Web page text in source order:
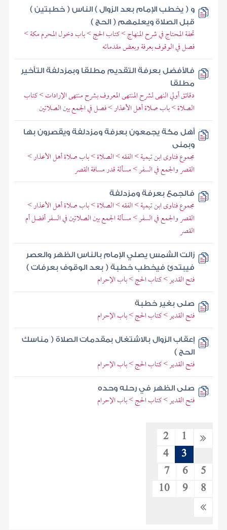
و ( يخطب الإمام بعد الزوال ) الناس ( خطبتين )
قبل الصلاة ويعلمهم ( الحج )
تحفة المحتاج في شرح المنهاج > كتاب الحج > باب دخول المحرم مكة >
فصل في الوقوف بعرفة وبعض مقدماته
فالأفضل بعرفة التقديم مطلقا وبمزدلفة التأخير
مطلقا
دقائق أولي النهى لشرح المنتهى المعروف بشرح منتهى الإرادات > كتاب
الصلاة > باب صلاة أهل الأعذار > فصل في الجمع بين الصلاتين
أهل مكة يجمعون بعرفة ومزدلفة ويقصرون بها
وبمنى
مجموع فتاوى ابن تيمية > الفقه > الصلاة > باب صلاة أهل الأعذار >
القصر والجمع في السفر > مسألة قدر مسافة القصر
فالجمع بعرفة ومزدلفة
مجموع فتاوى ابن تيمية > الفقه > الصلاة > باب صلاة أهل الأعذار >
القصر والجمع في السفر > مسألة الجمع بين الصلاتين في السفر أفضل أم
القصر
زالت الشمس يصلي الإمام بالناس الظهر والعصر
فيبتدئ فيخطب خطبة ( بعد الوقوف بعرفات )
فتح القدير > كتاب الحج > باب الإحرام
صلى بغير خطبة
فتح القدير > كتاب الحج > باب الإحرام
إعقاب الزوال بالاشتغال بمقدمات الصلاة ( مناسك
الحج )
فتح القدير > كتاب الحج > باب الإحرام
صلى الظهر في رحله وحده
فتح القدير > كتاب الحج > باب الإحرام
1
2
3
4
5
6
7
8
9
10